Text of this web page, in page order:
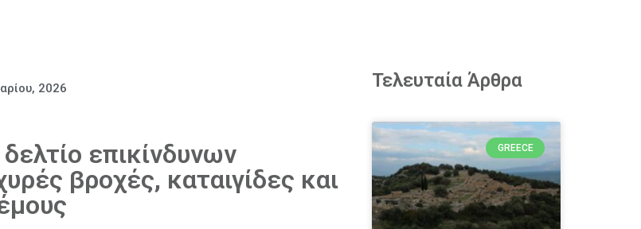
2026
επικίνδυνων
βροχές, καταιγίδες και
Τελευταία Άρθρα
GREECE